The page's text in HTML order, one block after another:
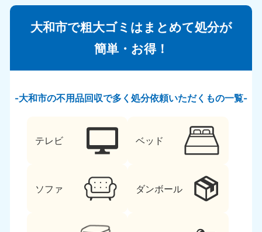
大和市で粗大ゴミはまとめて処分が
簡単・お得！
大和市の不用品回収で多く処分依頼いただくもの一覧
テレビ ベッド
ソファ ダンボール